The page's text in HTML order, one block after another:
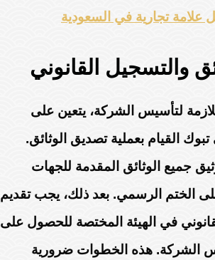
علامة تجارية في السعودية
والتسجيل القانوني
لتأسيس الشركة، يتعين على
القيام بعملية تصديق الوثائق.
جميع الوثائق المقدمة للجهات
الختم الرسمي. بعد ذلك، يجب تقديم
في الهيئة المختصة للحصول على
الشركة. هذه الخطوات ضرورية